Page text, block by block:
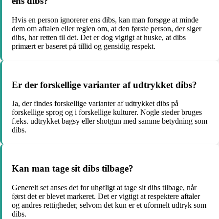
Hvis en person ignorerer ens dibs, kan man forsøge at minde
dem om aftalen eller reglen om, at den første person, der siger
dibs, har retten til det. Det er dog vigtigt at huske, at dibs
primært er baseret på tillid og gensidig respekt.
Er der forskellige varianter af udtrykket dibs?
Ja, der findes forskellige varianter af udtrykket dibs på
forskellige sprog og i forskellige kulturer. Nogle steder bruges
f.eks. udtrykket bagsy eller shotgun med samme betydning som
dibs.
Kan man tage sit dibs tilbage?
Generelt set anses det for uhøfligt at tage sit dibs tilbage, når
først det er blevet markeret. Det er vigtigt at respektere aftaler
og andres rettigheder, selvom det kun er et uformelt udtryk som
dibs.